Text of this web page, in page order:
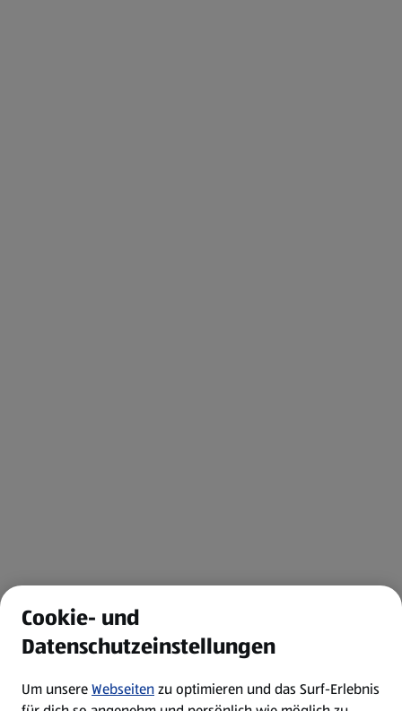
Cookie- und
Datenschutzeinstellungen
Um unsereWebseitenzu optimieren und das Surf-Erlebnis